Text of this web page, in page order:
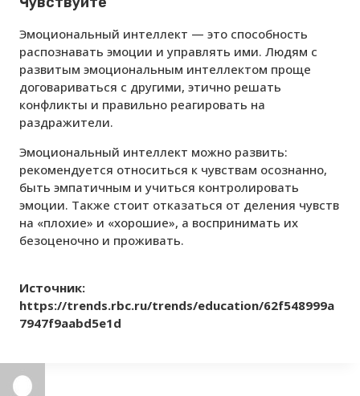
Эмоциональный интеллект — это способность
распознавать эмоции и управлять ими. Людям с
развитым эмоциональным интеллектом проще
договариваться с другими, этично решать
конфликты и правильно реагировать на
раздражители.
Эмоциональный интеллект можно развить:
рекомендуется относиться к чувствам осознанно,
быть эмпатичным и учиться контролировать
эмоции. Также стоит отказаться от деления чувств
на «плохие» и «хорошие», а воспринимать их
безоценочно и проживать.
Источник:
https://trends.rbc.ru/trends/education/62f548999a
7947f9aabd5e1d